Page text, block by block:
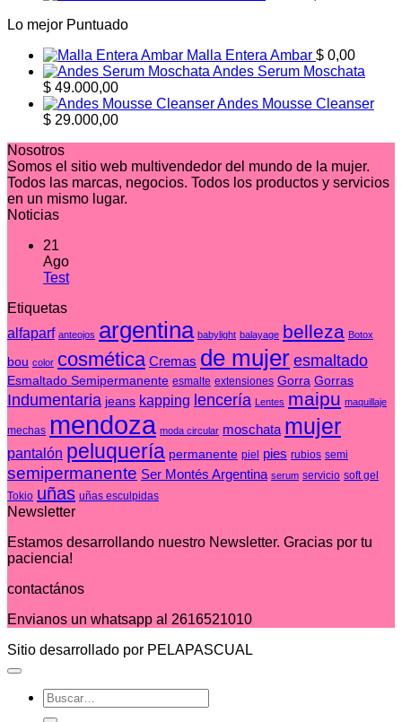
Lo mejor Puntuado
Malla Entera Ambar $ 0,00
Andes Serum Moschata
$ 49.000,00
Andes Mousse Cleanser
$ 29.000,00
Nosotros
Somos el sitio web multivendedor del mundo de la mujer.
Todos las marcas, negocios. Todos los productos y servicios
en un mismo lugar.
Noticias
21
Ago
TestNo
Test
Etiquetas
alfaparf anteojos argentina babylight balayage belleza Botox
bou color cosmética Cremas de mujer esmaltado
Esmaltado Semipermanente esmalte extensiones Gorra Gorras
Indumentaria jeans kapping lencería Lentes maipu maquillaje
mechas mendoza moda circular moschata mujer
pantalón peluquería permanente piel pies rubios semi
semipermanente Ser Montés Argentina serum servicio soft gel
Tokio uñas uñas esculpidas
Newsletter
Estamos desarrollando nuestro Newsletter. Gracias por tu
paciencia!
contactános
Envianos un whatsapp al 2616521010
Sitio desarrollado por PELAPASCUAL
Buscar
por: